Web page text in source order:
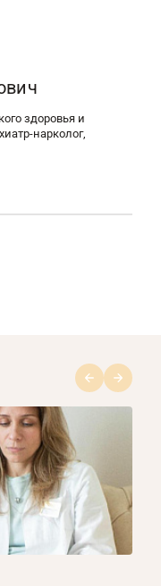
здоровья и
нарколог,
1/8